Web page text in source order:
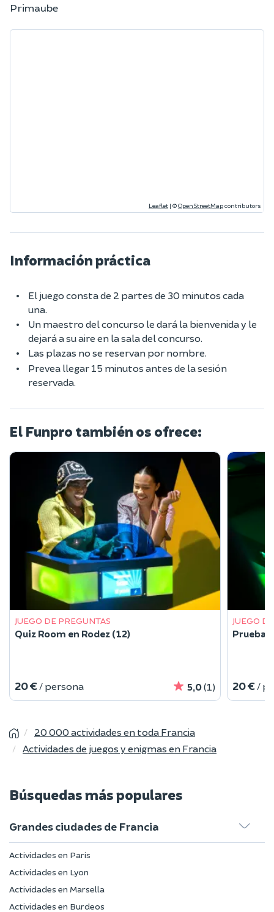
Primaube
Leaflet | ©OpenStreetMapcontributors
Información práctica
El juego consta de 2 partes de 30 minutos cada
una.
Un maestro del concurso le dará la bienvenida y le
dejará a su aire en la sala del concurso.
Las plazas no se reservan por nombre.
Prevea llegar 15 minutos antes de la sesión
reservada.
El Funpro también os ofrece:
JUEGO DE PREGUNTAS
Quiz Room en Rodez (12)
20 € / persona 5,0(1)
JUEGO
Prueba
20 € /
20 000 actividades en toda Francia
Actividades de juegos y enigmas en Francia
Búsquedas más populares
Grandes ciudades de Francia
Actividades en Paris
Actividades en Lyon
Actividades en Marsella
Actividades en Burdeos